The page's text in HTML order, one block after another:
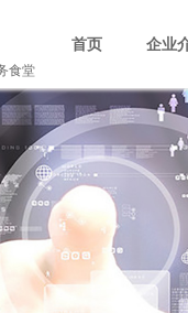
食堂
首页 企业